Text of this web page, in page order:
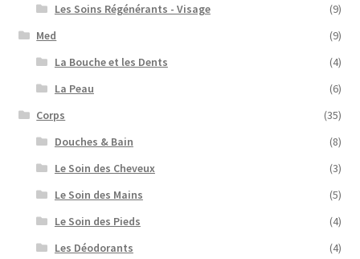
Les Soins Régénérants - Visage
(9)
Med
(9)
La Bouche et les Dents
(4)
La Peau
(6)
Corps
(35)
Douches & Bain
(8)
Le Soin des Cheveux
(3)
Le Soin des Mains
(5)
Le Soin des Pieds
(4)
Les Déodorants
(4)